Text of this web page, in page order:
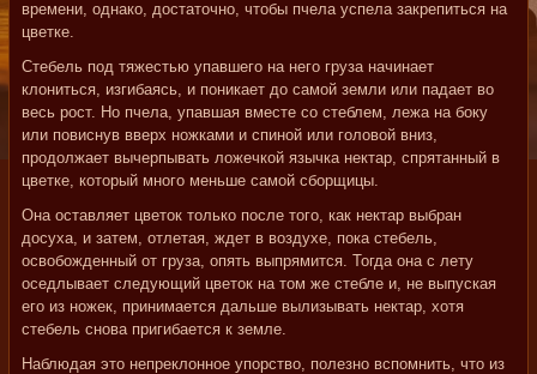
времени, однако, достаточно, чтобы пчела успела закрепиться на
цветке.
Стебель под тяжестью упавшего на него груза начинает
клониться, изгибаясь, и поникает до самой земли или падает во
весь рост. Но пчела, упавшая вместе со стеблем, лежа на боку
или повиснув вверх ножками и спиной или головой вниз,
продолжает вычерпывать ложечкой язычка нектар, спрятанный в
цветке, который много меньше самой сборщицы.
Она оставляет цветок только после того, как нектар выбран
досуха, и затем, отлетая, ждет в воздухе, пока стебель,
освобожденный от груза, опять выпрямится. Тогда она с лету
оседлывает следующий цветок на том же стебле и, не выпуская
его из ножек, принимается дальше вылизывать нектар, хотя
стебель снова пригибается к земле.
Наблюдая это непреклонное упорство, полезно вспомнить, что из